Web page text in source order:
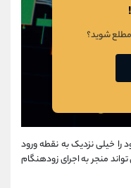
خیلی نزدیک به نقطه ورود
منجر به اجرای زودهنگام
مطلع شوید؟